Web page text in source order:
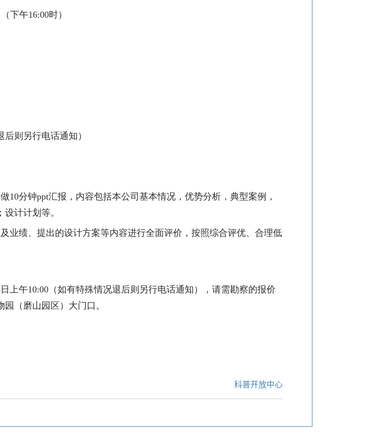
（下午16:00时）
则另行电话通知）
10分钟ppt汇报，内容包括本公司基本情况，优势分析，典型案例，
计计划等。
业绩、提出的设计方案等内容进行全面评价，按照综合评优、合理低
日上午10:00 （如有特殊情况退后则另行电话通知），请需勘察的报价
物园（磨山园区）大门口。
科普开放中心